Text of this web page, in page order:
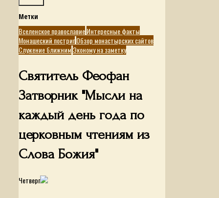
Метки
Вселенское православиеИнтересные факты
Монашеский постригОбзор монастырских сайтов
Служение ближним Эконому на заметку
Святитель Феофан
Затворник "Мысли на
каждый день года по
церковным чтениям из
Слова Божия"
Четверг